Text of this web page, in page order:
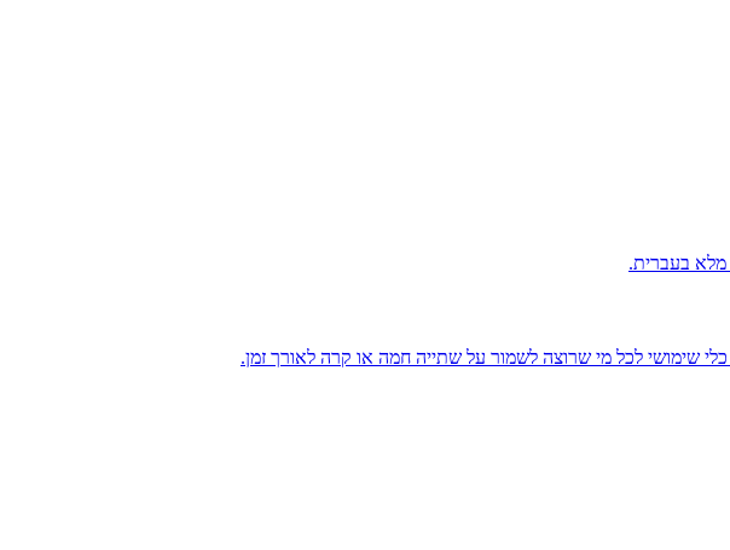
מלא בעברית.
שימושי לכל מי שרוצה לשמור על שתייה חמה או קרה לאורך זמן.